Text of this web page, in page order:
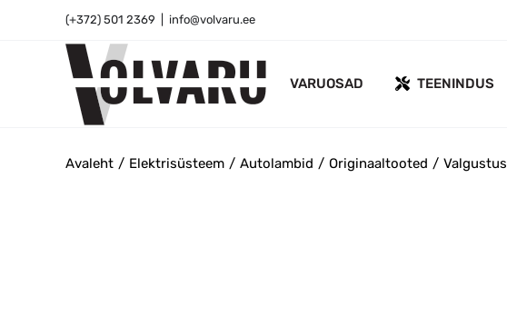
(+372) 501 2369 info@volvaru.ee
VARUOSAD TEENINDUS
Avaleht Elektrisüsteem Autolambid Originaaltooted Valgustus